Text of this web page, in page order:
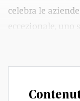
celebra le
eccezionale,